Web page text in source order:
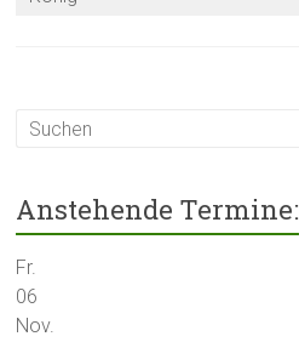
Anstehende Termine:
Fr.
06
Nov.